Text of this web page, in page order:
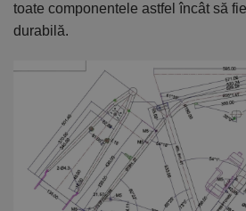
toate componentele astfel încât să
durabilă.